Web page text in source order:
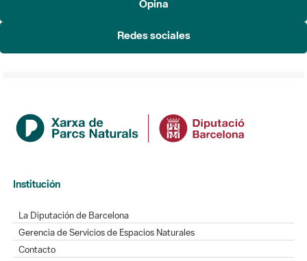
Opina
Redes sociales
Institución
La Diputación de Barcelona
Gerencia de Servicios de Espacios Naturales
Contacto